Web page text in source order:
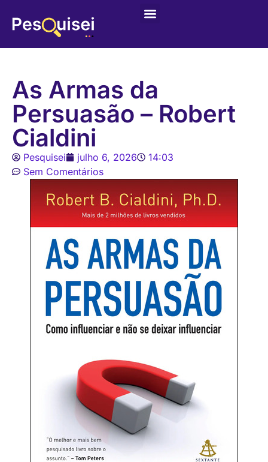
As Armas da
Persuasão – Robert
Cialdini
Pesquisei julho 6, 2026
14:03
Sem Comentários